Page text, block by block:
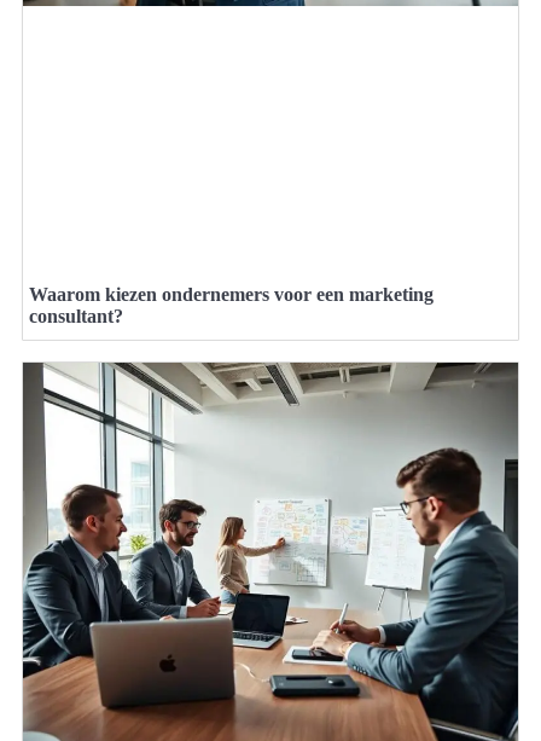
Waarom kiezen ondernemers voor een marketing
consultant?